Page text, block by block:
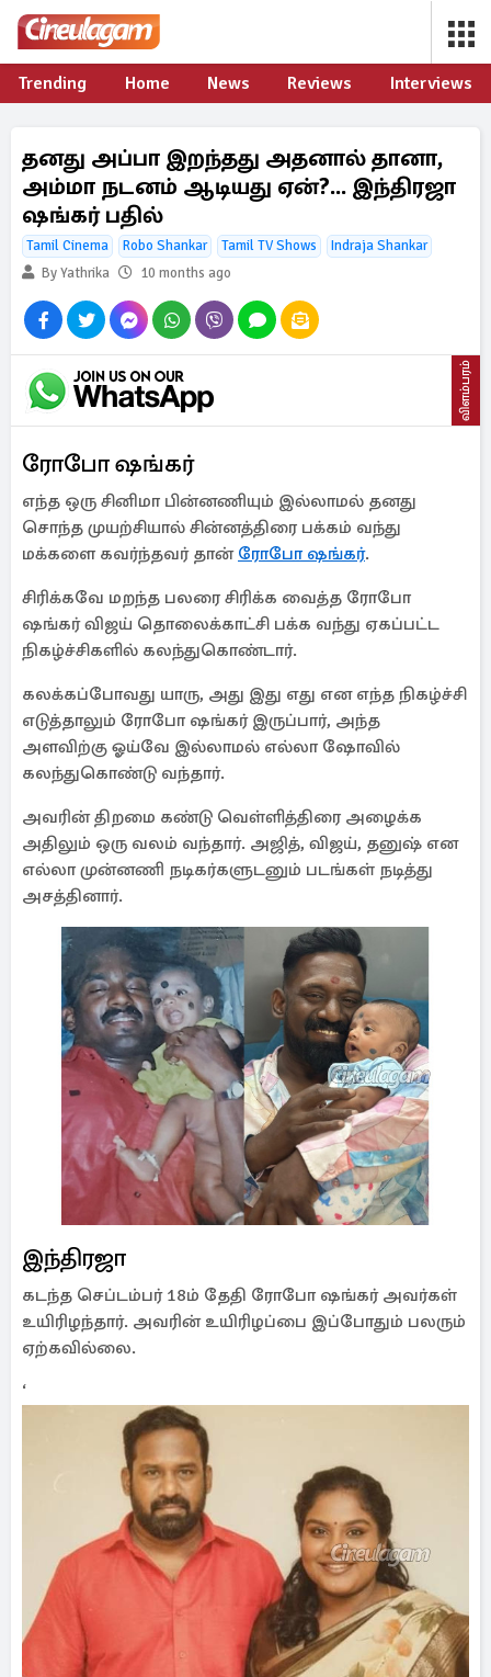
Trending Home News Reviews Interviews
தனது அப்பா இறந்தது அதனால் தானா,
அம்மா நடனம் ஆடியது ஏன்?... இந்திரஜா
ஷங்கர் பதில்
Tamil Cinema Robo Shankar Tamil TV Shows
Indraja Shankar
By Yathrika
10 months ago
விளம்பரம்
ரோபோ ஷங்கர்
எந்த ஒரு சினிமா பின்னணியும் இல்லாமல் தனது
சொந்த முயற்சியால் சின்னத்திரை பக்கம் வந்து
மக்களை கவர்ந்தவர் தான் ரோபோ ஷங்கர்.
சிரிக்கவே மறந்த பலரை சிரிக்க வைத்த ரோபோ
ஷங்கர் விஜய் தொலைக்காட்சி பக்க வந்து ஏகப்பட்ட
நிகழ்ச்சிகளில் கலந்துகொண்டார்.
கலக்கப்போவது யாரு, அது இது எது என எந்த நிகழ்ச்சி
எடுத்தாலும் ரோபோ ஷங்கர் இருப்பார், அந்த
அளவிற்கு ஓய்வே இல்லாமல் எல்லா ஷோவில்
கலந்துகொண்டு வந்தார்.
அவரின் திறமை கண்டு வெள்ளித்திரை அழைக்க
அதிலும் ஒரு வலம் வந்தார். அஜித், விஜய், தனுஷ் என
எல்லா முன்னணி நடிகர்களுடனும் படங்கள் நடித்து
அசத்தினார்.
இந்திரஜா
கடந்த செப்டம்பர் 18ம் தேதி ரோபோ ஷங்கர் அவர்கள்
உயிரிழந்தார். அவரின் உயிரிழப்பை இப்போதும் பலரும்
ஏற்கவில்லை.
‘